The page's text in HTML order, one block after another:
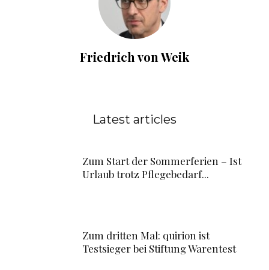
Friedrich von Weik
Latest articles
Zum Start der Sommerferien – Ist
Urlaub trotz Pflegebedarf...
Zum dritten Mal: quirion ist
Testsieger bei Stiftung Warentest